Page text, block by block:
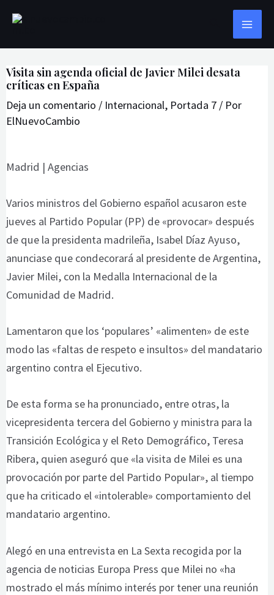
contenido
Visita sin agenda oficial de Javier Milei desata
críticas en España
Deja un comentario / Internacional, Portada 7/ Por
ElNuevoCambio
Madrid | Agencias
Varios ministros del Gobierno español acusaron este
jueves al Partido Popular (PP) de «provocar» después
de que la presidenta madrileña, Isabel Díaz Ayuso,
anunciase que condecorará al presidente de Argentina,
Javier Milei, con la Medalla Internacional de la
Comunidad de Madrid.
Lamentaron que los ‘populares’ «alimenten» de este
modo las «faltas de respeto e insultos» del mandatario
argentino contra el Ejecutivo.
De esta forma se ha pronunciado, entre otras, la
vicepresidenta tercera del Gobierno y ministra para la
Transición Ecológica y el Reto Demográfico, Teresa
Ribera, quien aseguró que «la visita de Milei es una
provocación por parte del Partido Popular», al tiempo
que ha criticado el «intolerable» comportamiento del
mandatario argentino.
Alegó en una entrevista en La Sexta recogida por la
agencia de noticias Europa Press que Milei no «ha
mostrado el más mínimo interés por tener una reunión
de
entradas